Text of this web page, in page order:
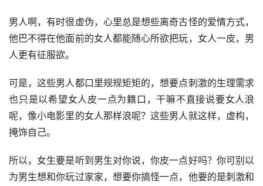
男人啊，有时很虚伪，心里总是想些离奇古怪的爱情方式，
他巴不得在他面前的女人都能随心所欲把玩，女人一皮，男
人更有征服欲。
可是，这些男人都口里规规矩矩的，想要点刺激的生理需求
也只是以希望女人皮一点为籍口，干嘛不直接说要女人浪
呢，像小电影里的女人那样浪呢？这些男人就这样，虚构，
掩饰自己。
所以，女生要是听到男生对你说，你皮一点好吗？你可别以
为男生想和你玩过家家，想要你搞怪一点，他要的是刺激和